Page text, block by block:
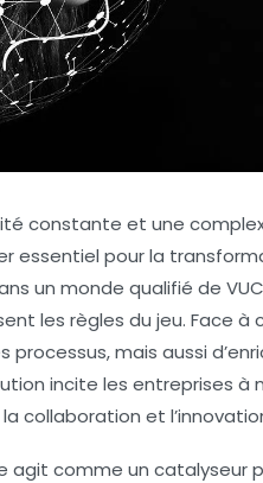
constante et une
essentiel pour la
un monde qualifié de
les règles du jeu. Face à
mais aussi
incite les entreprises à
collaboration et
agit comme un catalyseur